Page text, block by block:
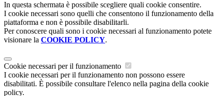
In questa schermata è possibile scegliere quali cookie consentire.
I cookie necessari sono quelli che consentono il funzionamento della
piattaforma e non è possibile disabilitarli.
Per conoscere quali sono i cookie necessari al funzionamento potete
visionare la COOKIE POLICY.
Cookie necessari per il funzionamento
I cookie necessari per il funzionamento non possono essere
disabilitati. È possibile consultare l'elenco nella pagina della cookie
policy.